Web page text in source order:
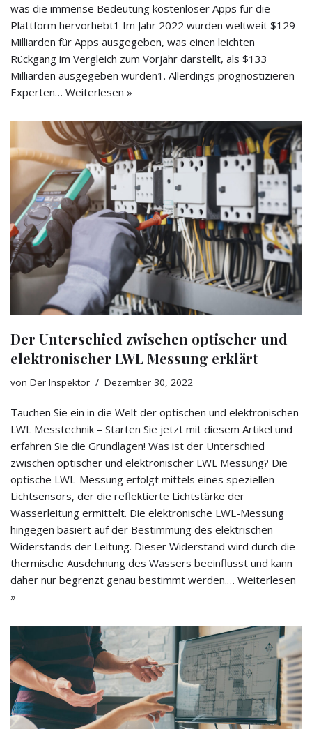
was die immense Bedeutung kostenloser Apps für die
Plattform hervorhebt1 Im Jahr 2022 wurden weltweit $129
Milliarden für Apps ausgegeben, was einen leichten
Rückgang im Vergleich zum Vorjahr darstellt, als $133
Milliarden ausgegeben wurden1. Allerdings prognostizieren
Experten… Weiterlesen »
Der Unterschied zwischen optischer und
elektronischer LWL Messung erklärt
von Der Inspektor Dezember 30, 2022
Tauchen Sie ein in die Welt der optischen und elektronischen
LWL Messtechnik – Starten Sie jetzt mit diesem Artikel und
erfahren Sie die Grundlagen! Was ist der Unterschied
zwischen optischer und elektronischer LWL Messung? Die
optische LWL-Messung erfolgt mittels eines speziellen
Lichtsensors, der die reflektierte Lichtstärke der
Wasserleitung ermittelt. Die elektronische LWL-Messung
hingegen basiert auf der Bestimmung des elektrischen
Widerstands der Leitung. Dieser Widerstand wird durch die
thermische Ausdehnung des Wassers beeinflusst und kann
daher nur begrenzt genau bestimmt werden.… Weiterlesen
»